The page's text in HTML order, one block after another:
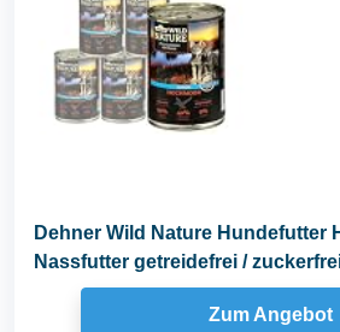
Dehner Wild Nature Hundefutter
Nassfutter getreidefrei /
junge...
Zum Angebot